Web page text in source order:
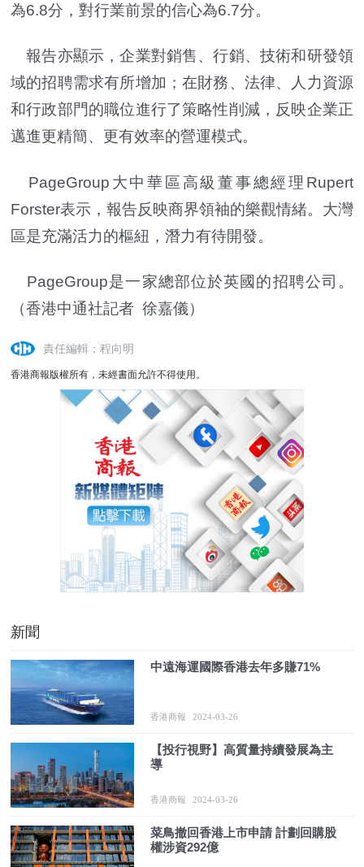
為6.8分，對行業前景的信心為6.7分。
報告亦顯示，企業對銷售、行銷、技術和研發領
域的招聘需求有所增加；在財務、法律、人力資源
和行政部門的職位進行了策略性削減，反映企業正
邁進更精簡、更有效率的營運模式。
PageGroup大中華區高級董事總經理Rupert
Forster表示，報告反映商界領袖的樂觀情緒。大灣
區是充滿活力的樞紐，潛力有待開發。
PageGroup是一家總部位於英國的招聘公司。
（香港中通社記者 徐嘉儀）
責任編輯：程向明
香港商報版權所有，未經書面允許不得使用。
新聞
中遠海運國際香港去年多賺71%
香港商報 2024-03-26
【投行視野】高質量持續發展為主
導
香港商報 2024-03-26
菜鳥撤回香港上市申請 計劃回購股
權涉資292億